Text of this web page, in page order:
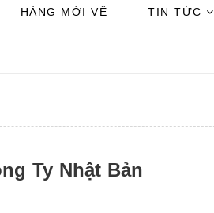
HÀNG MỚI VỀ TIN TỨC
Ty Nhật Bản